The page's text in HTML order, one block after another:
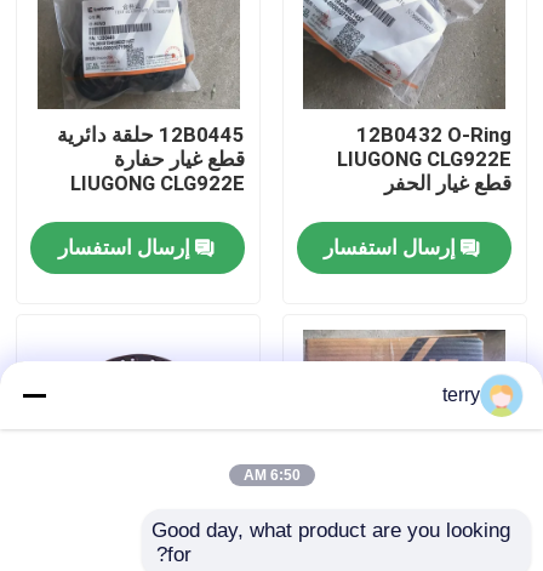
حول بنا
جولة في المعمل
ضبط الجودة
اتصل بنا
أخبار
طلب اقتباس
12B0432 O-Ring
LIUGONG CLG922E
قطع غيار الحفر
إرسال استفسار
12B0445 حلقة دائرية
قطع غيار حفارة
LIUGONG CLG922E
إرسال استفسار
قطع الغيار الأصلية لـ
terry
6:50 AM
Good day, what product are you looking
for?